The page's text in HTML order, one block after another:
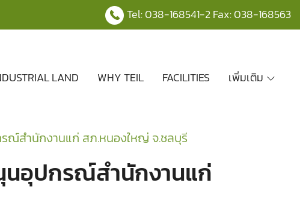
Tel:038-168541-2 Fax: 038-168563
LAND WHY TEIL FACILITIES เพิ่มเติม
ณ์สำนักงานแก่ สภ.หนองใหญ่ จ.ชลบุรี
นอุปกรณ์สำนักงานแก่